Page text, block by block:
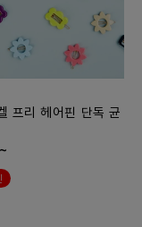
프리 헤어핀 단독 균